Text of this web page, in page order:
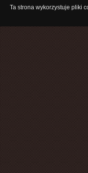
Ta strona wykorzystuje pliki